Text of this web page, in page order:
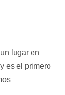
lugar en
y es el primero